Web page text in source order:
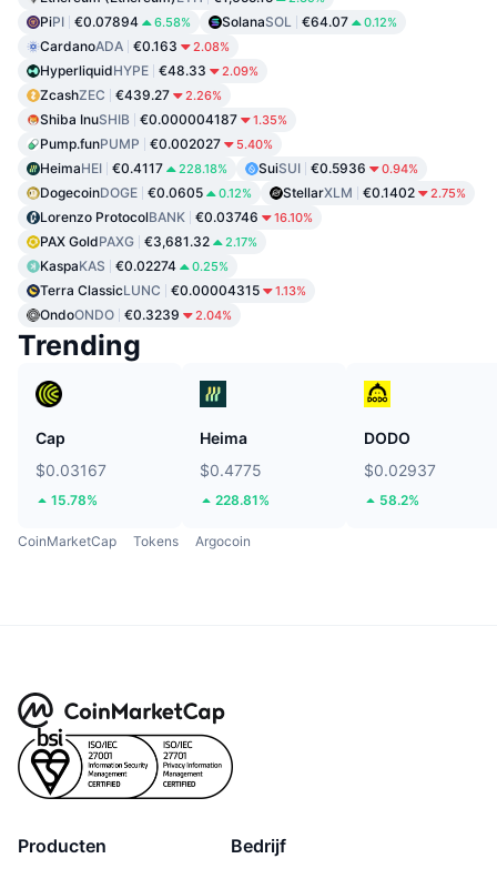
PiPI €0.07894 6.58% SolanaSOL €64.07 0.12%
CardanoADA €0.163 2.08%
HyperliquidHYPE €48.33 2.09%
ZcashZEC €439.27 2.26%
Shiba InuSHIB €0.000004187 1.35%
Pump.funPUMP €0.002027 5.40%
HeimaHEI €0.4117 228.18% SuiSUI €0.5936 0.94%
DogecoinDOGE €0.0605 0.12% StellarXLM €0.1402 2.75%
Lorenzo ProtocolBANK €0.03746 16.10%
PAX GoldPAXG €3,681.32 2.17%
KaspaKAS €0.02274 0.25%
Terra ClassicLUNC €0.00004315 1.13%
OndoONDO €0.3239 2.04%
Trending
Cap
$0.03167
15.78%
Heima
$0.4775
228.81%
DODO
$0.02937
58.2%
CoinMarketCap Tokens Argocoin
Producten Bedrijf